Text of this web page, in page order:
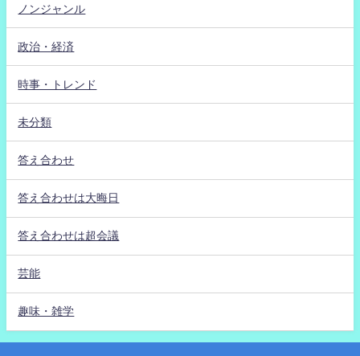
ノンジャンル
政治・経済
時事・トレンド
未分類
答え合わせ
答え合わせは大晦日
答え合わせは超会議
芸能
趣味・雑学